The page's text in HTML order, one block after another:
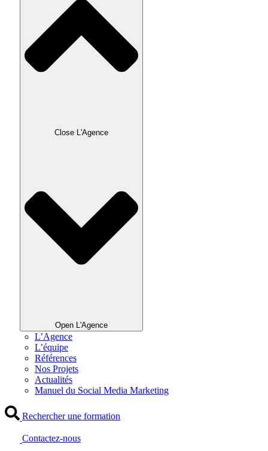
Close L'Agence
Open L'Agence
L’Agence
L’équipe
Références
Nos Projets
Actualités
Manuel du Social Media Marketing
Rechercher une formation
Contactez-nous